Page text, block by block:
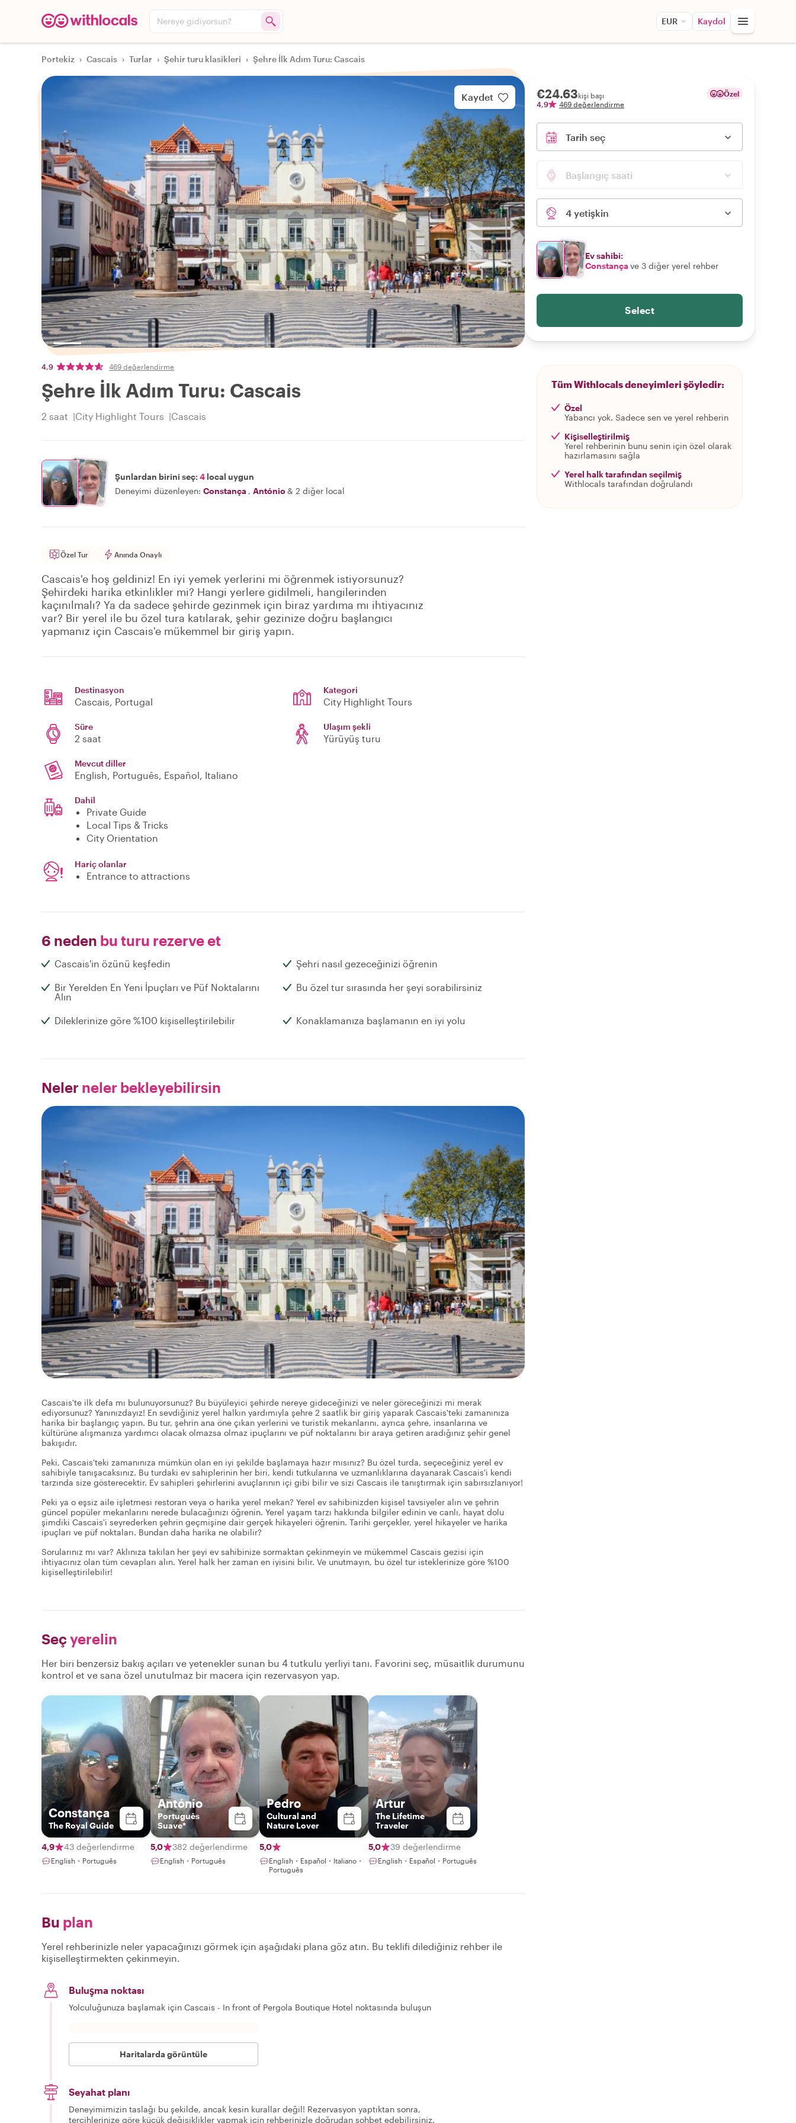
Nereye gidiyorsun? EUR Kaydol
Portekiz › Cascais › Turlar › Şehir turu klasikleri › Şehre İlk Adım Turu: Cascais
Kaydet
4,9 469 değerlendirme
Şehre İlk Adım Turu: Cascais
2 saat City Highlight Tours Cascais
Şunlardan birini seç:4 local uygun
Deneyimi düzenleyen: Constança , António& 2 diğer local
Özel Tur Anında Onaylı
Cascais'e hoş geldiniz! En iyi yemek yerlerini mi öğrenmek istiyorsunuz?
Şehirdeki harika etkinlikler mi? Hangi yerlere gidilmeli, hangilerinden
kaçınılmalı? Ya da sadece şehirde gezinmek için biraz yardıma mı ihtiyacınız
var? Bir yerel ile bu özel tura katılarak, şehir gezinize doğru başlangıcı
yapmanız için Cascais'e mükemmel bir giriş yapın.
Destinasyon
Cascais, Portugal
Kategori
City Highlight Tours
Süre
2 saat
Ulaşım şekli
Yürüyüş turu
Mevcut diller
English, Português, Español, Italiano
Dahil
Private Guide
Local Tips & Tricks
City Orientation
Hariç olanlar
Entrance to attractions
6 neden bu turu rezerve et
Cascais'in özünü keşfedin Şehri nasıl gezeceğinizi öğrenin
Bir Yerelden En Yeni İpuçları ve Püf Noktalarını
Alın
Bu özel tur sırasında her şeyi sorabilirsiniz
Dileklerinize göre %100 kişiselleştirilebilir Konaklamanıza başlamanın en iyi yolu
Neler neler bekleyebilirsin
Cascais'te ilk defa mı bulunuyorsunuz? Bu büyüleyici şehirde nereye gideceğinizi ve neler göreceğinizi mi merak
ediyorsunuz? Yanınızdayız! En sevdiğiniz yerel halkın yardımıyla şehre 2 saatlik bir giriş yaparak Cascais'teki zamanınıza
harika bir başlangıç yapın. Bu tur, şehrin ana öne çıkan yerlerini ve turistik mekanlarını, ayrıca şehre, insanlarına ve
kültürüne alışmanıza yardımcı olacak olmazsa olmaz ipuçlarını ve püf noktalarını bir araya getiren aradığınız şehir genel
bakışıdır.
Peki, Cascais'teki zamanınıza mümkün olan en iyi şekilde başlamaya hazır mısınız? Bu özel turda, seçeceğiniz yerel ev
sahibiyle tanışacaksınız. Bu turdaki ev sahiplerinin her biri, kendi tutkularına ve uzmanlıklarına dayanarak Cascais'i kendi
tarzında size gösterecektir. Ev sahipleri şehirlerini avuçlarının içi gibi bilir ve sizi Cascais ile tanıştırmak için sabırsızlanıyor!
Peki ya o eşsiz aile işletmesi restoran veya o harika yerel mekan? Yerel ev sahibinizden kişisel tavsiyeler alın ve şehrin
güncel popüler mekanlarını nerede bulacağınızı öğrenin. Yerel yaşam tarzı hakkında bilgiler edinin ve canlı, hayat dolu
şimdiki Cascais'i seyrederken şehrin geçmişine dair gerçek hikayeleri öğrenin. Tarihi gerçekler, yerel hikayeler ve harika
ipuçları ve püf noktaları. Bundan daha harika ne olabilir?
Sorularınız mı var? Aklınıza takılan her şeyi ev sahibinize sormaktan çekinmeyin ve mükemmel Cascais gezisi için
ihtiyacınız olan tüm cevapları alın. Yerel halk her zaman en iyisini bilir. Ve unutmayın, bu özel tur isteklerinize göre %100
kişiselleştirilebilir!
Seçyerelin
Her biri benzersiz bakış açıları ve yetenekler sunan bu 4 tutkulu yerliyi tanı. Favorini seç, müsaitlik durumunu
kontrol et ve sana özel unutulmaz bir macera için rezervasyon yap.
Constança
The Royal Guide
4,9 43 değerlendirme
English・Português
António
Português
Suave*
5,0 382 değerlendirme
English・Português
Pedro
Cultural and
Nature Lover
5,0
English・Español・Italiano・
Português
Artur
The Lifetime
Traveler
5,0 39 değerlendirme
English・Español・Português
Bu plan
Yerel rehberinizle neler yapacağınızı görmek için aşağıdaki plana göz atın. Bu teklifi dilediğiniz rehber ile
kişiselleştirmekten çekinmeyin.
Buluşma noktası
Yolculuğunuza başlamak için Cascais - In front of Pergola Boutique Hotel noktasında buluşun
Haritalarda görüntüle
Seyahat planı
Deneyimimizin taslağı bu şekilde, ancak kesin kurallar değil! Rezervasyon yaptıktan sonra,
tercihlerinize göre küçük değişiklikler yapmak için rehberinizle doğrudan sohbet edebilirsiniz.
€24.63kişi başı
4,9
469 değerlendirme
Özel
Tarih seç
Başlangıç saati
4 yetişkin
Ev sahibi:
Constança ve 3 diğer yerel rehber
Select
Tüm Withlocals deneyimleri şöyledir:
Özel
Yabancı yok. Sadece sen ve yerel rehberin
Kişiselleştirilmiş
Yerel rehberinin bunu senin için özel olarak
hazırlamasını sağla
Yerel halk tarafından seçilmiş
Withlocals tarafından doğrulandı